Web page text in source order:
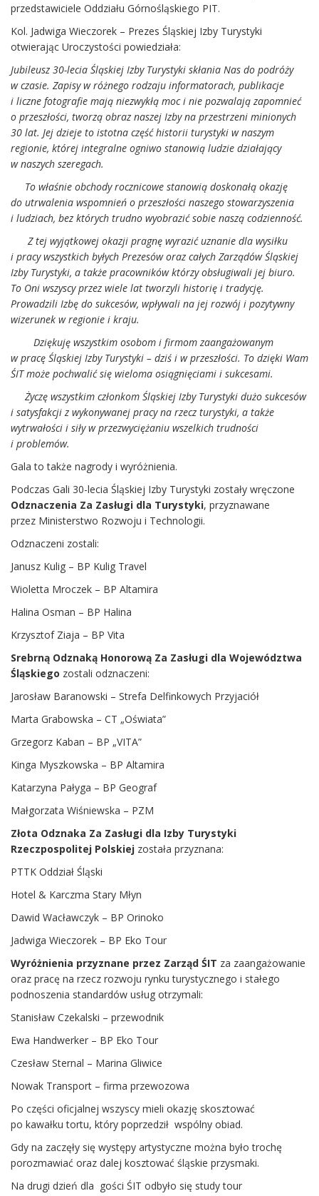
przedstawiciele Oddziału Górnośląskiego PIT.
Kol. Jadwiga Wieczorek – Prezes Śląskiej Izby Turystyki
otwierając Uroczystości powiedziała:
Jubileusz 30-lecia Śląskiej Izby Turystyki skłania Nas do podróży
w czasie. Zapisy w różnego rodzaju informatorach, publikacje
i liczne fotografie mają niezwykłą moc i nie pozwalają zapomnieć
o przeszłości, tworzą obraz naszej Izby na przestrzeni minionych
30 lat. Jej dzieje to istotna część historii turystyki w naszym
regionie, której integralne ogniwo stanowią ludzie działający
w naszych szeregach.
To właśnie obchody rocznicowe stanowią doskonałą okazję
do utrwalenia wspomnień o przeszłości naszego stowarzyszenia
i ludziach, bez których trudno wyobrazić sobie naszą codzienność.
Z tej wyjątkowej okazji pragnę wyrazić uznanie dla wysiłku
i pracy wszystkich byłych Prezesów oraz całych Zarządów Śląskiej
Izby Turystyki, a także pracowników którzy obsługiwali jej biuro.
To Oni wszyscy przez wiele lat tworzyli historię i tradycję.
Prowadzili Izbę do sukcesów, wpływali na jej rozwój i pozytywny
wizerunek w regionie i kraju.
Dziękuję wszystkim osobom i firmom zaangażowanym
w pracę Śląskiej Izby Turystyki – dziś i w przeszłości. To dzięki Wam
ŚIT może pochwalić się wieloma osiągnięciami i sukcesami.
Życzę wszystkim członkom Śląskiej Izby Turystyki dużo sukcesów
i satysfakcji z wykonywanej pracy na rzecz turystyki, a także
wytrwałości i siły w przezwyciężaniu wszelkich trudności
i problemów.
Gala to także nagrody i wyróżnienia.
Podczas Gali 30-lecia Śląskiej Izby Turystyki zostały wręczone
Odznaczenia Za Zasługi dla Turystyki, przyznawane
przez Ministerstwo Rozwoju i Technologii.
Odznaczeni zostali:
Janusz Kulig – BP Kulig Travel
Wioletta Mroczek – BP Altamira
Halina Osman – BP Halina
Krzysztof Ziaja – BP Vita
Srebrną Odznaką Honorową Za Zasługi dla Województwa
Śląskiego zostali odznaczeni:
Jarosław Baranowski – Strefa Delfinkowych Przyjaciół
Marta Grabowska – CT „Oświata”
Grzegorz Kaban – BP „VITA”
Kinga Myszkowska – BP Altamira
Katarzyna Pałyga – BP Geograf
Małgorzata Wiśniewska – PZM
Złota Odznaka Za Zasługi dla Izby Turystyki
Rzeczpospolitej Polskiej została przyznana:
PTTK Oddział Śląski
Hotel & Karczma Stary Młyn
Dawid Wacławczyk – BP Orinoko
Jadwiga Wieczorek – BP Eko Tour
Wyróżnienia przyznane przez Zarząd ŚIT za zaangażowanie
oraz pracę na rzecz rozwoju rynku turystycznego i stałego
podnoszenia standardów usług otrzymali:
Stanisław Czekalski – przewodnik
Ewa Handwerker – BP Eko Tour
Czesław Sternal – Marina Gliwice
Nowak Transport – firma przewozowa
Po części oficjalnej wszyscy mieli okazję skosztować
po kawałku tortu, który poprzedził wspólny obiad.
Gdy na zaczęły się występy artystyczne można było trochę
porozmawiać oraz dalej kosztować śląskie przysmaki.
Na drugi dzień dla gości ŚIT odbyło się study tour